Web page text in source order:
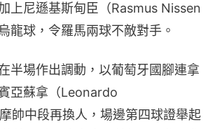
上尼遜基斯甸臣（Rasmus Nissen
龍球，令羅馬兩球不敵對手。
半場作出調動，以葡萄牙國腳連拿
亞蘇拿（Leonardo
帥中段再換人，場邊第四球證舉起